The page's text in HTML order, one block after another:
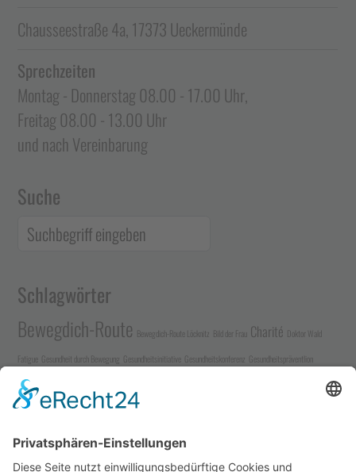
Chausseestraße 4a, 17373 Ueckermünde
Sprechzeiten
Montag - Donnerstag 08.00 - 17.00 Uhr,
Freitag 08.00 - 13.00 Uhr
und nach Vereinbarung
Suche
Schlagwörter
Bewegdich-Route Bewegdich-Route Löcknitz Bild der Frau Charité Doktor Wald
Fatigue
Gesundheit durch Bewegung Gesundheitsinitiative Gesundheitskonferenz Gesundheitspräventlion
Gesundheitsversorgung auf dem Land
SystemHerzinsuffizienz
Infektionsschutz Klinikum KarlsburgKunstherz